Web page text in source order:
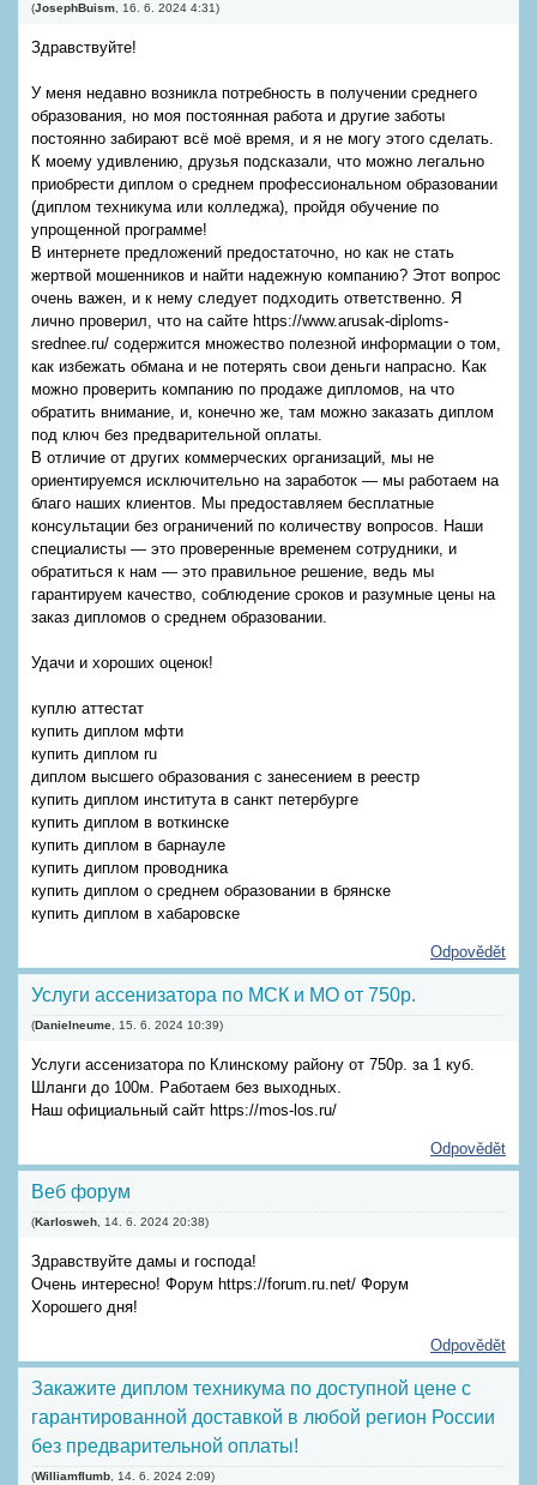
(JosephBuism 16. 6. 2024 4:31)
Здравствуйте!
У меня недавно возникла потребность в получении среднего
образования, но моя постоянная работа и другие заботы
постоянно забирают всё моё время, и я не могу этого сделать.
К моему удивлению, друзья подсказали, что можно легально
приобрести диплом о среднем профессиональном образовании
(диплом техникума или колледжа), пройдя обучение по
упрощенной программе!
В интернете предложений предостаточно, но как не стать
жертвой мошенников и найти надежную компанию? Этот вопрос
очень важен, и к нему следует подходить ответственно. Я
лично проверил, что на сайте https://www.arusak-diploms-
srednee.ru/ содержится множество полезной информации о том,
как избежать обмана и не потерять свои деньги напрасно. Как
можно проверить компанию по продаже дипломов, на что
обратить внимание, и, конечно же, там можно заказать диплом
под ключ без предварительной оплаты.
В отличие от других коммерческих организаций, мы не
ориентируемся исключительно на заработок — мы работаем на
благо наших клиентов. Мы предоставляем бесплатные
консультации без ограничений по количеству вопросов. Наши
специалисты — это проверенные временем сотрудники, и
обратиться к нам — это правильное решение, ведь мы
гарантируем качество, соблюдение сроков и разумные цены на
заказ дипломов о среднем образовании.
Удачи и хороших оценок!
куплю аттестат
купить диплом мфти
купить диплом ru
диплом высшего образования с занесением в реестр
купить диплом института в санкт петербурге
купить диплом в воткинске
купить диплом в барнауле
купить диплом проводника
купить диплом о среднем образовании в брянске
купить диплом в хабаровске
Odpovědět
Услуги ассенизатора по МСК и МО от 750р.
(Danielneume 15. 6. 2024 10:39)
Услуги ассенизатора по Клинскому району от 750р. за 1 куб.
Шланги до 100м. Работаем без выходных.
Наш официальный сайт https://mos-los.ru/
Odpovědět
Веб форум
(Karlosweh 14. 6. 2024 20:38)
Здравствуйте дамы и господа!
Очень интересно! Форум https://forum.ru.net/ Форум
Хорошего дня!
Odpovědět
Закажите диплом техникума по доступной цене с
гарантированной доставкой в любой регион России
без предварительной оплаты!
(Williamflumb 14. 6. 2024 2:09)